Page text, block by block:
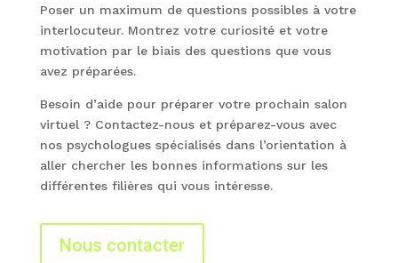
Poser un maximum de questions possibles à votre
interlocuteur. Montrez votre curiosité et votre
motivation par le biais des questions que vous
avez préparées.
Besoin d’aide pour préparer votre prochain salon
virtuel ? Contactez-nous et préparez-vous avec
nos psychologues spécialisés dans l’orientation à
aller chercher les bonnes informations sur les
différentes filières qui vous intéresse.
Nous contacter